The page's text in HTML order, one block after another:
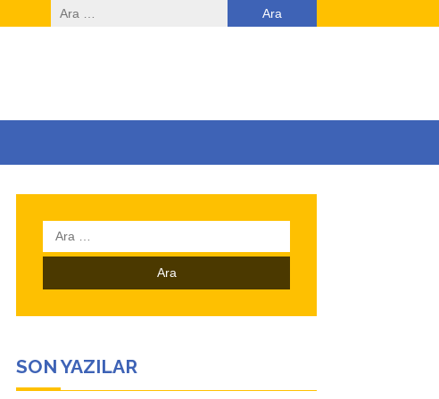
Arama:
Arama:
SON YAZILAR